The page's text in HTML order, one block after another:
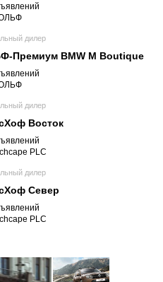
дилер
Премиум BMW M Boutique
дилер
Восток
PLC
дилер
Север
PLC